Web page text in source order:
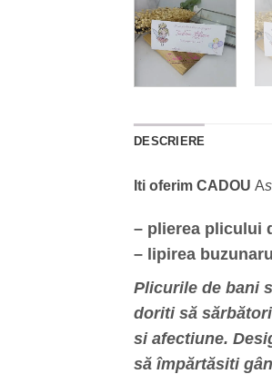
DESCRIERE
Iti oferim CADOU A
– plierea plicului
– lipirea
Plicurile de bani
doriti să
si afectiune.
să împărtăsiti